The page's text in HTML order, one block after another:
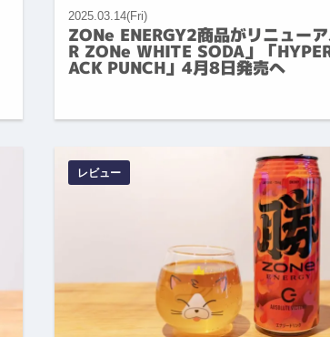
2025.03.14(Fri)
ZONe ENERGY2商品がリニュー
R ZONe WHITE SODA」「
ACK PUNCH」4月8日発売へ
レビュー